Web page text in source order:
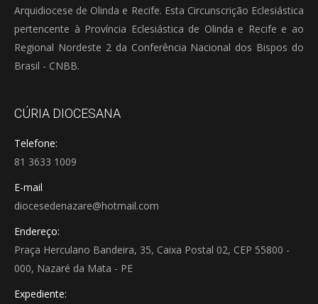
Arquidiocese de Olinda e Recife. Esta Circunscrição Eclesiástica
pertencente à Província Eclesiástica de Olinda e Recife e ao
Regional Nordeste 2 da Conferência Nacional dos Bispos do
Brasil - CNBB.
CÚRIA DIOCESANA
Telefone:
81 3633 1009
E-mail
diocesedenazare@hotmail.com
Endereço:
Praça Herculano Bandeira, 35, Caixa Postal 02, CEP 55800 -
000, Nazaré da Mata - PE
Expediente: